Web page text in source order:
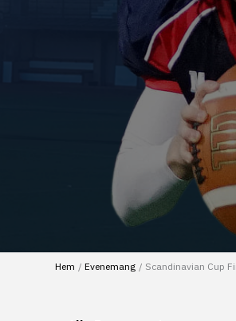
Hem Evenemang Scandinavian Cup